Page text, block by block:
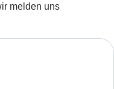
melden uns